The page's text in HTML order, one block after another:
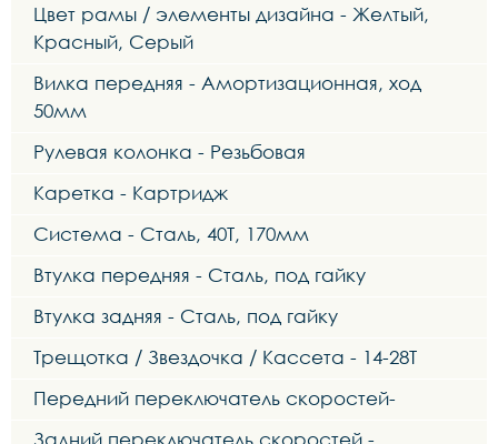
Цвет рамы / элементы дизайна - Желтый,
Красный, Серый
Вилка передняя - Амортизационная, ход
50мм
Рулевая колонка - Резьбовая
Каретка - Картридж
Система - Сталь, 40Т, 170мм
Втулка передняя - Сталь, под гайку
Втулка задняя - Сталь, под гайку
Трещотка / Звездочка / Кассета - 14-28T
Передний переключатель скоростей-
Задний переключатель скоростей -